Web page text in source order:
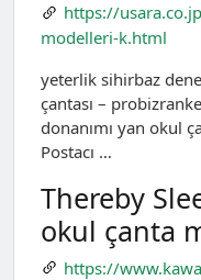
https://
modelleri-k.html
yeterlik sihirbaz
çantası –
donanımı yan okul
Postacı …
Thereby
okul çanta
https://